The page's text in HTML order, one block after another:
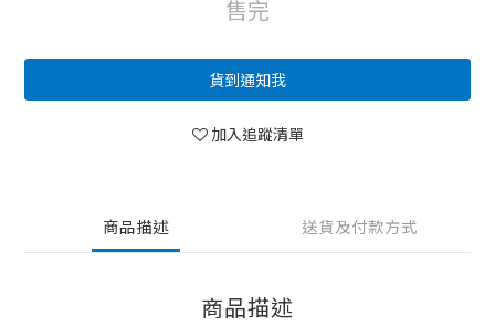
售完
貨到通知我
加入追蹤清單
商品描述 送貨及付款方式
商品描述